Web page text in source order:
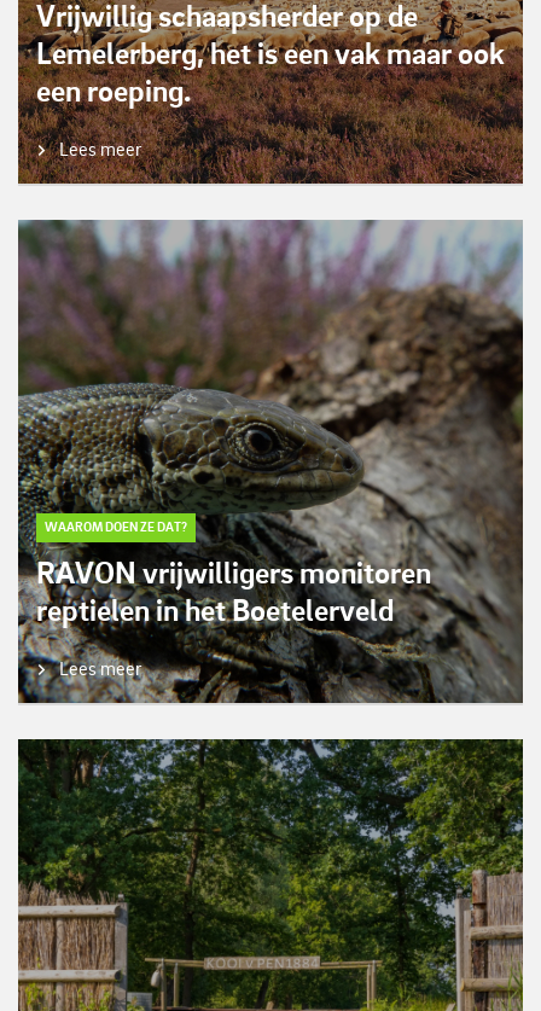
Vrijwillig schaapsherder op de
Lemelerberg, het is een vak maar ook
een roeping.
Lees meer
WAAROM DOEN ZE DAT?
RAVON vrijwilligers monitoren
reptielen in het Boetelerveld
Lees meer